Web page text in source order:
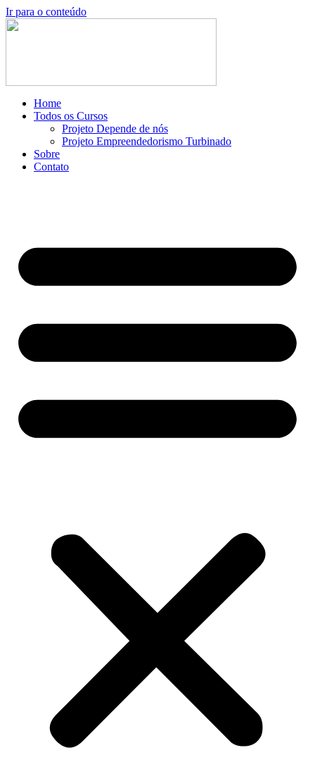
Ir para o conteúdo
Home
Todos os Cursos
Projeto Depende de nós
Projeto Empreendedorismo Turbinado
Sobre
Contato